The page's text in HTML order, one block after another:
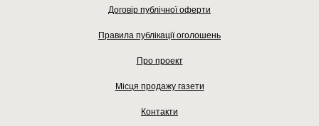
Договір публічної оферти
Правила публікації оголошень
Про проект
Місця продажу газети
Контакти